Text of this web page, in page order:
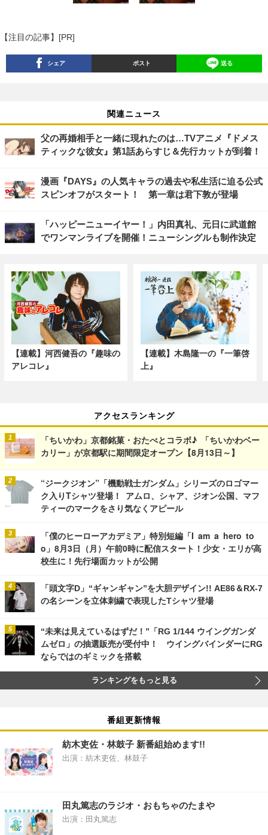
【注目の記事】[PR]
シェア ポスト 送る
関連ニュース
父の再婚相手と一緒に現れたのは…TVアニメ『ドメス
ティックな彼女』第1話あらすじ＆先行カットが到着！
漫画『DAYS』の人気キャラの過去や私生活に迫る公式
スピンオフがスタート！ 第一章は君下敦が登場
「ハッピーニューイヤー！」内田真礼、元日に武道館
でワンマンライブを開催！ニューシングルも制作決定
【連載】河西健吾の『趣味の
アレコレ』
【連載】木島隆一の『一筆啓
上』
アクセスランキング
「ちいかわ」京都銘菓・おたべとコラボ♪ 「ちいかわベー
カリー」が京都駅に期間限定オープン【8月13日～】
“ジークジオン”「機動戦士ガンダム」シリーズのロゴマー
ク入りTシャツ登場！ アムロ、シャア、ジオン公国、マフ
ティーのマークをさり気なくアピール
「僕のヒーローアカデミア」特別短編「I am a hero to
o」8月3日（月）午前0時に配信スタート！少女・エリが高
校生に！先行場面カットが公開
「頭文字D」“ギャンギャン”を大胆デザイン!! AE86＆RX-7
の名シーンを立体刺繍で表現したTシャツ登場
“未来は見えているはずだ！”「RG 1/144 ウイングガンダ
ムゼロ」の抽選販売が受付中！ ウイングバインダーにRG
ならではのギミックを搭載
ランキングをもっと見る
番組更新情報
紡木吏佐・林鼓子 新番組始めます!!
出演：紡木吏佐、林鼓子
田丸篤志のラジオ・おもちゃのたまや
出演：田丸篤志